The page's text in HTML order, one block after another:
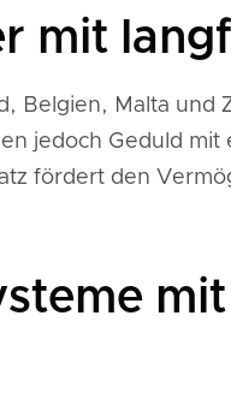
mit
Belgien, Malta
jedoch Geduld
fördert den